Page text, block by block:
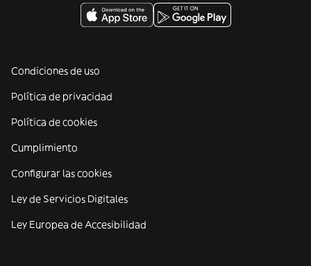
Condiciones de uso
Política de privacidad
Política de cookies
Cumplimiento
Configurar las cookies
Ley de Servicios Digitales
Ley Europea de Accesibilidad